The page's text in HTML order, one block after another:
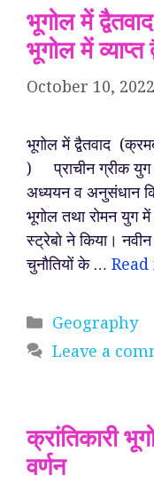
भूगोल में
भूगोल में व्याप्त
October 10, 2022
भूगोल में द्वैतवाद
) प्राचीन ग्रीक युग
अध्ययन व अनुसंधान
भूगोल तथा रोमन युग
स्ट्रेबो ने किया।
चुनौतियों के …
Categories
Geography
Leave a
क्रांतिकारी
वर्णन